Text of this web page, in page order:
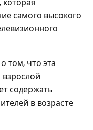
самого высокого
том, что эта
содержать
в возрасте